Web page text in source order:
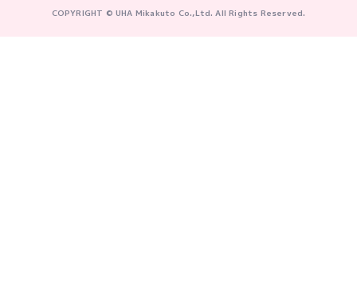
COPYRIGHT © UHA Mikakuto Co.,Ltd. All Rights Reserved.